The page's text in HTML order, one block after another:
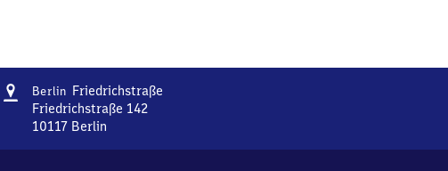
Adresse
Berlin FriedrichstraßeBerlin
Friedrichstraße 142
10117 Berlin